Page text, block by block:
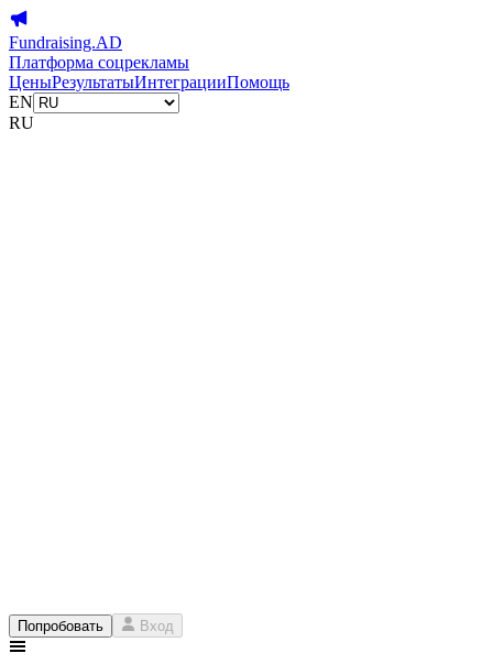
Fundraising.AD
Платформа соцрекламы
ЦеныРезультатыИнтеграцииПомощь
EN
RU
Попробовать Вход